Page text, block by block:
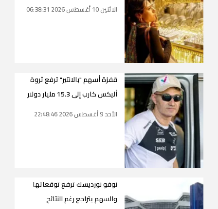
الاثنين 10 أغسطس 2026 06:38:31
قفزة أسهم "بالانتير" ترفع ثروة
أليكس كارب إلى 15.3 مليار دولار
الأحد 9 أغسطس 2026 22:48:46
نوفو نورديسك ترفع توقعاتها
والسهم يتراجع رغم النتائج